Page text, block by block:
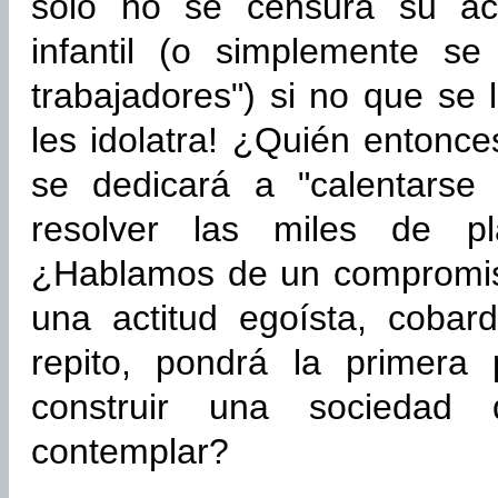
infantil (o simplemente
trabajadores") si no que se
les idolatra! ¿Quién
se dedicará a
resolver las miles de
¿Hablamos de un
una actitud egoísta,
repito, pondrá la
construir una
contemplar?